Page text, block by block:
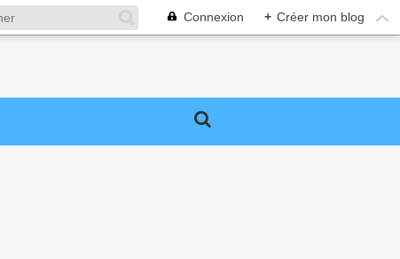
Connexion + Créer mon blog